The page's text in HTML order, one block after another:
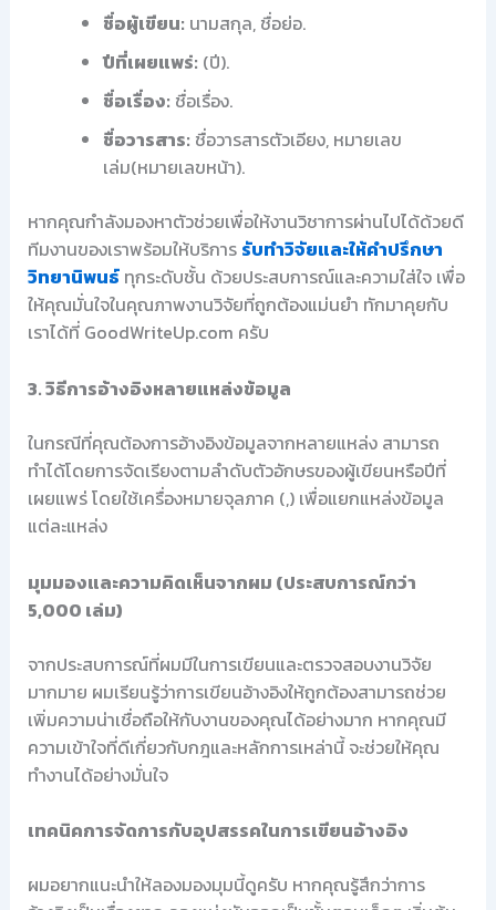
ชื่อผู้เขียน: นามสกุล, ชื่อย่อ.
ปีที่เผยแพร่: (ปี).
ชื่อเรื่อง: ชื่อเรื่อง.
ชื่อวารสาร: ชื่อวารสารตัวเอียง, หมายเลข
เล่ม(หมายเลขหน้า).
หากคุณกำลังมองหาตัวช่วยเพื่อให้งานวิชาการผ่านไปได้ด้วยดี
ทีมงานของเราพร้อมให้บริการ รับทำวิจัยและให้คำปรึกษา
วิทยานิพนธ์ทุกระดับชั้น ด้วยประสบการณ์และความใส่ใจ เพื่อ
ให้คุณมั่นใจในคุณภาพงานวิจัยที่ถูกต้องแม่นยำ ทักมาคุยกับ
เราได้ที่ GoodWriteUp.com ครับ
3. วิธีการอ้างอิงหลายแหล่งข้อมูล
ในกรณีที่คุณต้องการอ้างอิงข้อมูลจากหลายแหล่ง สามารถ
ทำได้โดยการจัดเรียงตามลำดับตัวอักษรของผู้เขียนหรือปีที่
เผยแพร่ โดยใช้เครื่องหมายจุลภาค (,) เพื่อแยกแหล่งข้อมูล
แต่ละแหล่ง
มุมมองและความคิดเห็นจากผม (ประสบการณ์กว่า
5,000 เล่ม)
จากประสบการณ์ที่ผมมีในการเขียนและตรวจสอบงานวิจัย
มากมาย ผมเรียนรู้ว่าการเขียนอ้างอิงให้ถูกต้องสามารถช่วย
เพิ่มความน่าเชื่อถือให้กับงานของคุณได้อย่างมาก หากคุณมี
ความเข้าใจที่ดีเกี่ยวกับกฎและหลักการเหล่านี้ จะช่วยให้คุณ
ทำงานได้อย่างมั่นใจ
เทคนิคการจัดการกับอุปสรรคในการเขียนอ้างอิง
ผมอยากแนะนำให้ลองมองมุมนี้ดูครับ หากคุณรู้สึกว่าการ